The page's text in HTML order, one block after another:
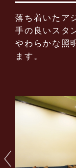
落ち着いたア
手の良いスタ
やわらかな照
ます。